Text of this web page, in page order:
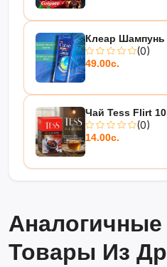
Клеар Шампунь
(0)
49.00с.
Чай Tess Flirt
(0)
14.00с.
Аналогичные
Товары Из